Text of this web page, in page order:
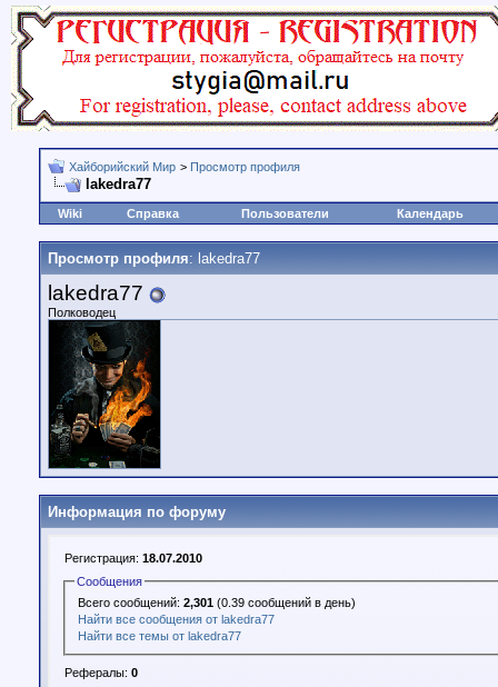
Хайборийский Мир > Просмотр профиля
lakedra77
Wiki Справка Пользователи Календарь
Просмотр профиля: lakedra77
lakedra77
Полководец
Информация по форуму
Регистрация: 18.07.2010
Сообщения
Всего сообщений:2,301 (0.39 сообщений в день)
Найти все сообщения от lakedra77
Найти все темы от lakedra77
Рефералы: 0